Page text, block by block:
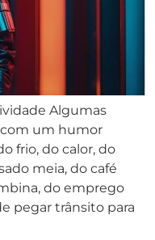
Algumas
com um humor
frio, do calor, do
meia, do café
do emprego
pegar trânsito para